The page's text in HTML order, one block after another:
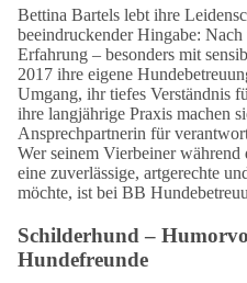
Bettina Bartels lebt ihre
beeindruckender Hingabe:
Erfahrung – besonders mit
2017 ihre eigene
Umgang, ihr tiefes Verständnis
ihre langjährige Praxis machen
Ansprechpartnerin für
Wer seinem Vierbeiner
eine zuverlässige, artgerechte
möchte, ist bei BB
Schilderhund –
Hundefreunde